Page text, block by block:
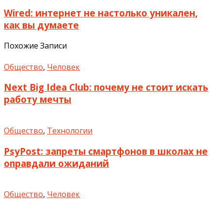
Wired: интернет не настолько уникален,
как вы думаете
Похожие Записи
Общество, Человек
Next Big Idea Club: почему не стоит искать
работу мечты
Общество, Технологии
PsyPost: запреты смартфонов в школах не
оправдали ожиданий
Общество, Человек